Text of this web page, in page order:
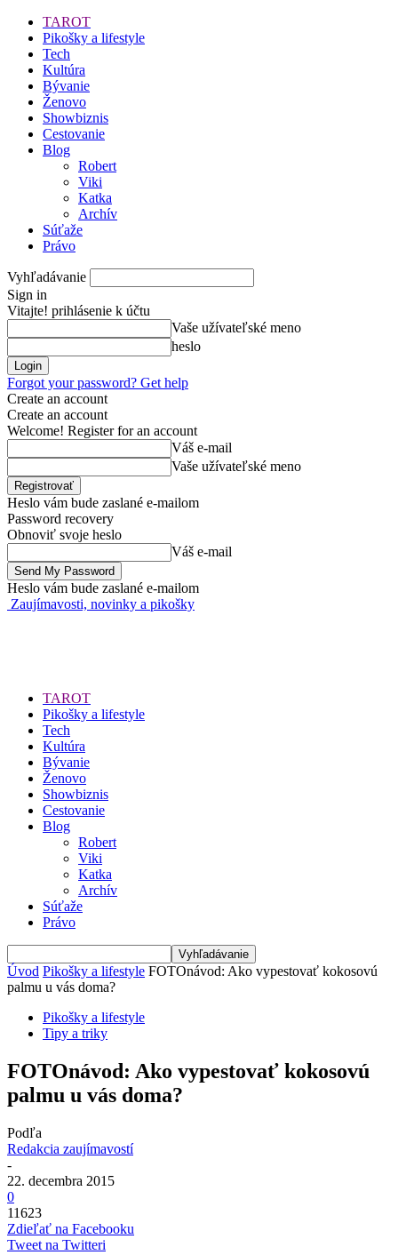
TAROT
Pikošky a lifestyle
Tech
Kultúra
Bývanie
Ženovo
Showbiznis
Cestovanie
Blog
Robert
Viki
Katka
Archív
Súťaže
Právo
Vyhľadávanie
Sign in
Vitajte! prihlásenie k účtu
Vaše užívateľské meno
heslo
Forgot your password? Get help
Create an account
Create an account
Welcome! Register for an account
Váš e-mail
Vaše užívateľské meno
Heslo vám bude zaslané e-mailom
Password recovery
Obnoviť svoje heslo
Váš e-mail
Heslo vám bude zaslané e-mailom
Zaujímavosti, novinky a pikošky
TAROT
Pikošky a lifestyle
Tech
Kultúra
Bývanie
Ženovo
Showbiznis
Cestovanie
Blog
Robert
Viki
Katka
Archív
Súťaže
Právo
Úvod Pikošky a lifestyle FOTOnávod: Ako vypestovať kokosovú
palmu u vás doma?
Pikošky a lifestyle
Tipy a triky
FOTOnávod: Ako vypestovať kokosovú
palmu u vás doma?
Podľa
Redakcia zaujímavostí
-
22. decembra 2015
0
11623
Zdieľať na Facebooku
Tweet na Twitteri